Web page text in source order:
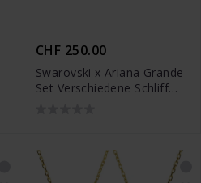
CHF 250.00
Swarovski x Ariana Grande
Set Verschiedene Schliffe